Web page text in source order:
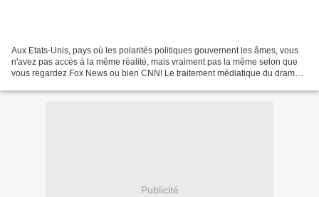
Aux Etats-Unis, pays où les polarités politiques gouvernent les âmes, vous
n'avez pas accès à la même réalité, mais vraiment pas la même selon que
vous regardez Fox News ou bien CNN! Le traitement médiatique du drame
Publicité